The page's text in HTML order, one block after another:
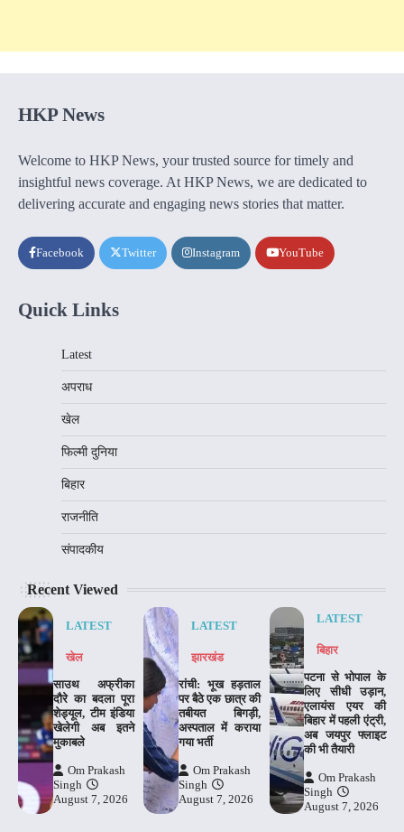
HKP News
Welcome to HKP News, your trusted source for timely and
insightful news coverage. At HKP News, we are dedicated to
delivering accurate and engaging news stories that matter.
Facebook Twitter Instagram YouTube
Quick Links
Latest
अपराध
खेल
फिल्मी दुनिया
बिहार
राजनीति
संपादकीय
Recent Viewed
LATEST
खेल
साउथ अफ्रीका
दौरे का बदला पूरा
शेड्यूल, टीम इंडिया
खेलेगी अब इतने
मुकाबले
Om Prakash
Singh
August 7, 2026
LATEST
झारखंड
रांची: भूख हड़ताल
पर बैठे एक छात्र की
तबीयत बिगड़ी,
अस्पताल में कराया
गया भर्ती
Om Prakash
Singh
August 7, 2026
LATEST
बिहार
पटना से भोपाल के
लिए सीधी उड़ान,
एलायंस एयर की
बिहार में पहली एंट्री,
अब जयपुर फ्लाइट
की भी तैयारी
Om Prakash
Singh
August 7, 2026